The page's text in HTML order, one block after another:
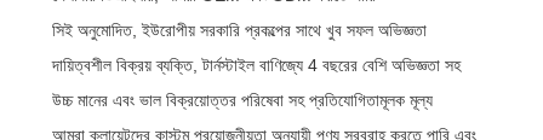
সিই অনুমোদিত, ইউরোপীয় সরকারি প্রকল্পের সাথে খুব সফল অভিজ্ঞতা
দায়িত্বশীল বিক্রয় ব্যক্তি, টার্নস্টাইল বাণিজ্যে 4 বছরের বেশি অভিজ্ঞতা সহ
উচ্চ মানের এবং ভাল বিক্রয়োত্তর পরিষেবা সহ প্রতিযোগিতামূলক মূল্য
আমরা ক্লায়েন্টদের কাস্টম প্রয়োজনীয়তা অনুযায়ী পণ্য সরবরাহ করতে পারি এবং